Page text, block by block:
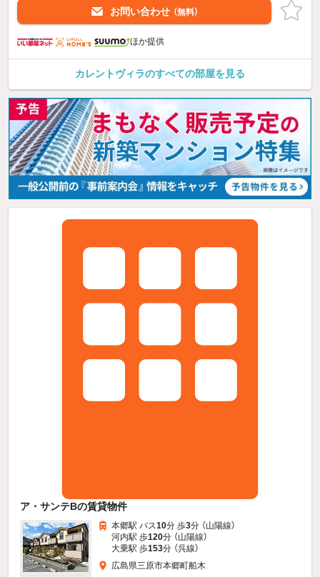
お問い合わせ （無料）
ほか提供
カレントヴィラのすべての部屋を見る
ア・サンテBの賃貸物件
本郷駅 バス10分 歩3分 （山陽線）
河内駅 歩120分 （山陽線）
大乗駅 歩153分 （呉線）
広島県三原市本郷町船木